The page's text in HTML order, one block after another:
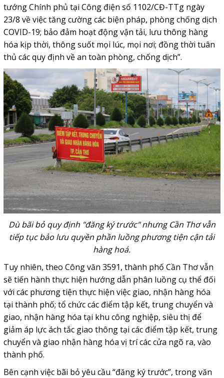
tướng Chính phủ tại Công điện số 1102/CĐ-TTg ngày
23/8 về việc tăng cường các biện pháp, phòng chống dịch
COVID-19; bảo đảm hoạt động vận tải, lưu thông hàng
hóa kịp thời, thông suốt mọi lúc, mọi nơi; đồng thời tuân
thủ các quy định về an toàn phòng, chống dịch”.
Dù bãi bỏ quy định "đăng ký trước" nhưng Cần Thơ vẫn
tiếp tục bảo lưu quyền phần luồng phương tiện cận tải
hàng hoá.
Tuy nhiên, theo Công văn 3591, thành phố Cần Thơ vẫn
sẽ tiến hành thực hiện hướng dẫn phân luồng cụ thể đối
với các phương tiện thực hiện việc giao, nhận hàng hóa
tại thành phố; tổ chức các điểm tập kết, trung chuyển và
giao, nhận hàng hóa tại khu công nghiệp, siêu thị để
giảm áp lực ách tắc giao thông tại các điểm tập kết, trung
chuyển và giao nhận hàng hóa vị trí các cửa ngõ ra, vào
thành phố.
Bên cạnh việc bãi bỏ yêu cầu “đăng ký trước”, trong văn